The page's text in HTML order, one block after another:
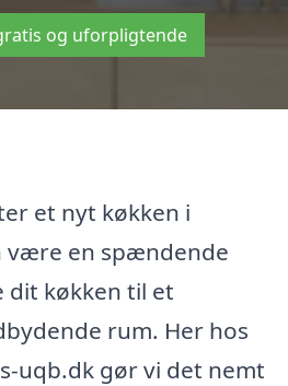
og uforpligtende
et nyt køkken i
være en spændende
dit køkken til et
rum. Her hos
uqb.dk gør vi det nemt